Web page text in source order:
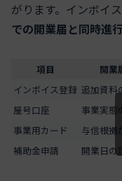
がります。インボイ
での開業届と同時進行
項目 開業
インボイス登録 追加資料
屋号口座
事業実態
事業用カード
与信根拠
補助金申請
開業日の